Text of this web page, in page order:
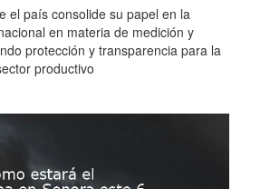
el país consolide su papel en la
en materia de medición y
protección y transparencia para la
productivo